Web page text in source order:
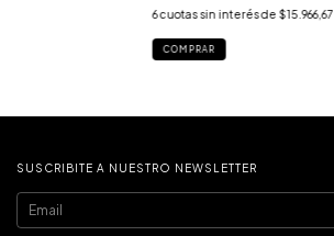
6cuotas sin interés de $15.966,67
COMPRAR
SUSCRIBITE A NUESTRO NEWSLETTER